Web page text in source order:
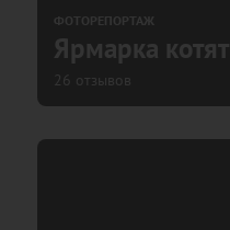
ФОТОРЕПОРТАЖ
Ярмарка котят
26 отзывов